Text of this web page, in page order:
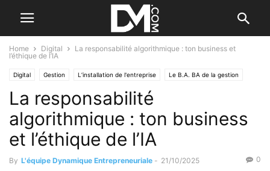
Home Digital
La responsabilité algorithmique : ton business et
l’éthique de l’IA
Digital Gestion L’installation de l'entreprise Le B.A. BA de la gestion
Le B.A. BA de la stratégie
La responsabilité
algorithmique : ton business
et l’éthique de l’IA
By L'équipe Dynamique Entrepreneuriale - 21/10/2025 0